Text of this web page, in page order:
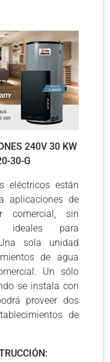
240V 30 KW
30-G
eléctricos están
aplicaciones de
comercial, sin
ideales para
sola unidad
de agua
Un sólo
se instala con
proveer dos
de